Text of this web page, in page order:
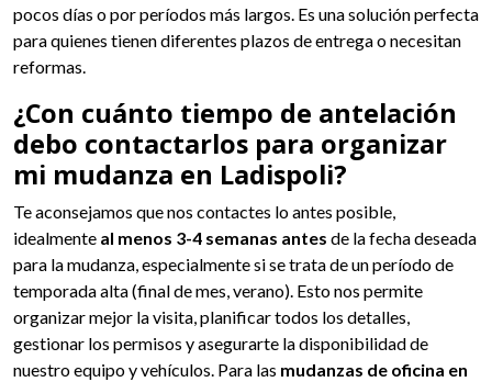
pocos días o por períodos más largos. Es una solución perfecta
para quienes tienen diferentes plazos de entrega o necesitan
reformas.
¿Con cuánto tiempo de antelación
debo contactarlos para organizar
mi mudanza en Ladispoli?
Te aconsejamos que nos contactes lo antes posible,
idealmente al menos 3-4 semanas antes de la fecha deseada
para la mudanza, especialmente si se trata de un período de
temporada alta (final de mes, verano). Esto nos permite
organizar mejor la visita, planificar todos los detalles,
gestionar los permisos y asegurarte la disponibilidad de
nuestro equipo y vehículos. Para las mudanzas de oficina en